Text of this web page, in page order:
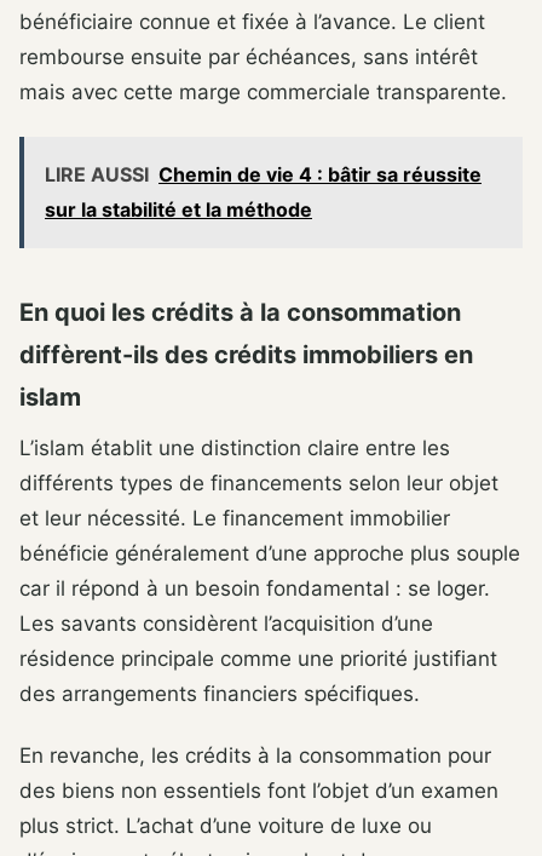
bénéficiaire connue et fixée à l’avance. Le client
rembourse ensuite par échéances, sans intérêt
mais avec cette marge commerciale transparente.
LIRE AUSSI Chemin de vie 4 : bâtir sa réussite
sur la stabilité et la méthode
En quoi les crédits à la consommation
diffèrent-ils des crédits immobiliers en
islam
L’islam établit une distinction claire entre les
différents types de financements selon leur objet
et leur nécessité. Le financement immobilier
bénéficie généralement d’une approche plus souple
car il répond à un besoin fondamental : se loger.
Les savants considèrent l’acquisition d’une
résidence principale comme une priorité justifiant
des arrangements financiers spécifiques.
En revanche, les crédits à la consommation pour
des biens non essentiels font l’objet d’un examen
plus strict. L’achat d’une voiture de luxe ou